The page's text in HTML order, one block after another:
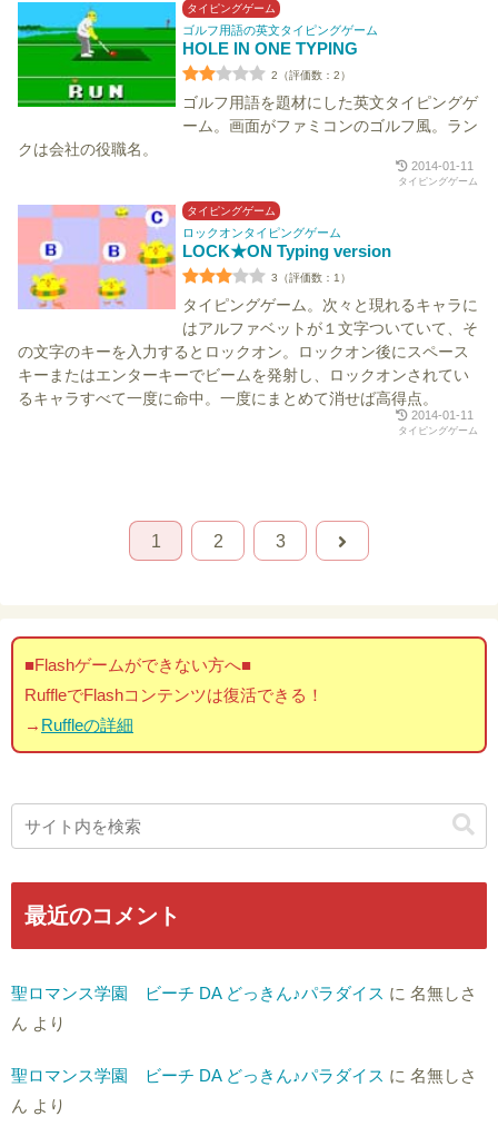
タイピングゲーム
ゴルフ用語の英文タイピングゲーム
HOLE IN ONE TYPING
2（評価数：2）
ゴルフ用語を題材にした英文タイピングゲ
ーム。画面がファミコンのゴルフ風。ラン
クは会社の役職名。
2014-01-11
タイピングゲーム
タイピングゲーム
ロックオンタイピングゲーム
LOCK★ON Typing version
3（評価数：1）
タイピングゲーム。次々と現れるキャラに
はアルファベットが１文字ついていて、そ
の文字のキーを入力するとロックオン。ロックオン後にスペース
キーまたはエンターキーでビームを発射し、ロックオンされてい
るキャラすべて一度に命中。一度にまとめて消せば高得点。
2014-01-11
タイピングゲーム
1 2 3
■Flashゲームができない方へ■
RuffleでFlashコンテンツは復活できる！
→ Ruffleの詳細
最近のコメント
聖ロマンス学園 ビーチ DA どっきん♪パラダイス に 名無しさ
ん より
聖ロマンス学園 ビーチ DA どっきん♪パラダイス に 名無しさ
ん より